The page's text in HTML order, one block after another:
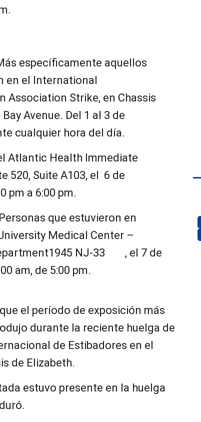
específicamente aquellos
en el International
Association Strike, en Chassis
Bay Avenue. Del 1 al 3 de
cualquier hora del día.
Atlantic Health Immediate
520, Suite A103, el 6 de
pm a 6:00 pm.
que estuvieron en
Medical Center –
NJ-33 , el 7 de
am, de 5:00 pm.
el período de exposición más
durante la reciente huelga de
de Estibadores en el
de Elizabeth.
estuvo presente en la huelga